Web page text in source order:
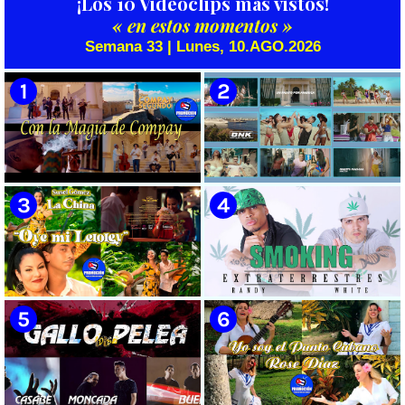
« en estos momentos »
Semana 33 | Lunes, 10.AGO.2026
🟡 Grupo Compay Segundo ||
¨Con La Magia de Compay¨ ||
Música popular tradicional
cubana || Videoclip || CUBA
🟡 Boni & Kelly (BNK) - ¨Un
pasito por América¨ - Videoclip
- Dirección: Ernesto Fundora
🟡 Susel Gómez (La China) ||
¨Oye Mi Leloley¨ || Director:
🟡 Randy & White -
Extraterrestres - ¨Smoking¨ -